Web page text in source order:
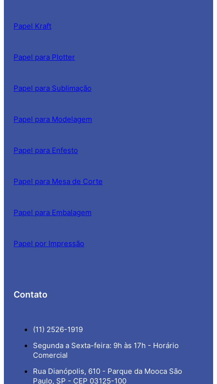
Papel Kraft
Papel para Plotter
Papel para Sublimação
Papel para Modelagem
Papel para Enfesto
Papel para Mesa de Corte
Papel para Embalagem
Papel por Impressão
Contato
(11) 2526-1919
Segunda a Sexta-feira: 9h às 17h - Horário
Comercial
Rua Dianópolis, 610 - Parque da Mooca São
Paulo, SP - CEP 03125-100